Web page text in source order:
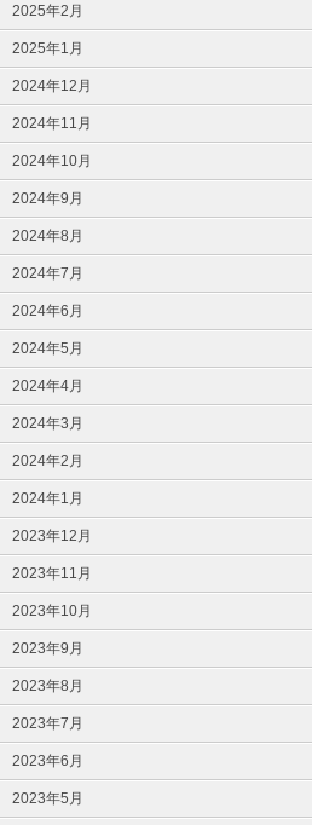
2025年2月
2025年1月
2024年12月
2024年11月
2024年10月
2024年9月
2024年8月
2024年7月
2024年6月
2024年5月
2024年4月
2024年3月
2024年2月
2024年1月
2023年12月
2023年11月
2023年10月
2023年9月
2023年8月
2023年7月
2023年6月
2023年5月